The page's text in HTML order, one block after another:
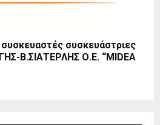
συσκευαστές συσκευάστριες
Β.ΣΙΑΤΕΡΛΗΣ Ο.Ε. “MIDEA